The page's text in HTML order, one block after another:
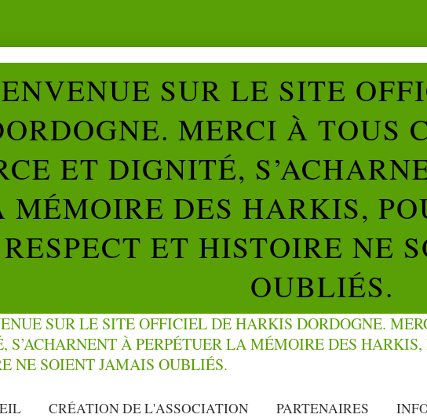
SUR LE SITE
MERCI À TOUS
ET DIGNITÉ,
MÉMOIRE DES HARKIS,
RESPECT ET HISTOIRE NE
OUBLIÉS.
CRÉATION DE L'ASSOCIATION PARTENAIRES